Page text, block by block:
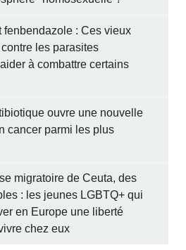
fenbendazole : Ces vieux
les parasites
à combattre certains
ouvre une nouvelle
cancer parmi les plus
migratoire de Ceuta, des
: les jeunes LGBTQ+ qui
en Europe une liberté
chez eux